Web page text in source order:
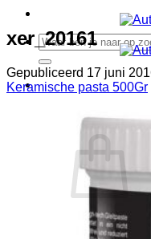
Zoeken
naar:
Winkelwagen /
Geen
Automotive
Werkplaats
Handgereedschap
Meguiars
xer_20161
Gepubliceerd 17 juni
Keramische pasta 500Gr